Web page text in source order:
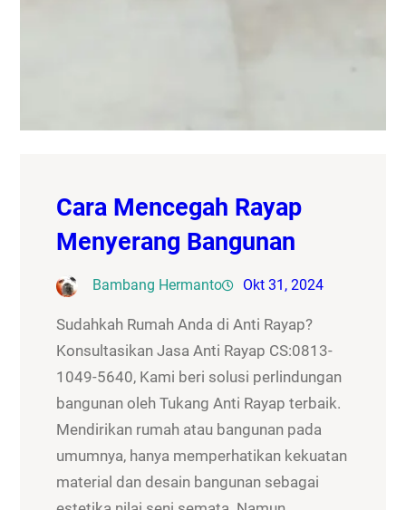
Cara Mencegah Rayap
Menyerang Bangunan
Bambang Hermanto Okt 31, 2024
Sudahkah Rumah Anda di Anti Rayap?
Konsultasikan Jasa Anti Rayap CS:0813-
1049-5640, Kami beri solusi perlindungan
bangunan oleh Tukang Anti Rayap terbaik.
Mendirikan rumah atau bangunan pada
umumnya, hanya memperhatikan kekuatan
material dan desain bangunan sebagai